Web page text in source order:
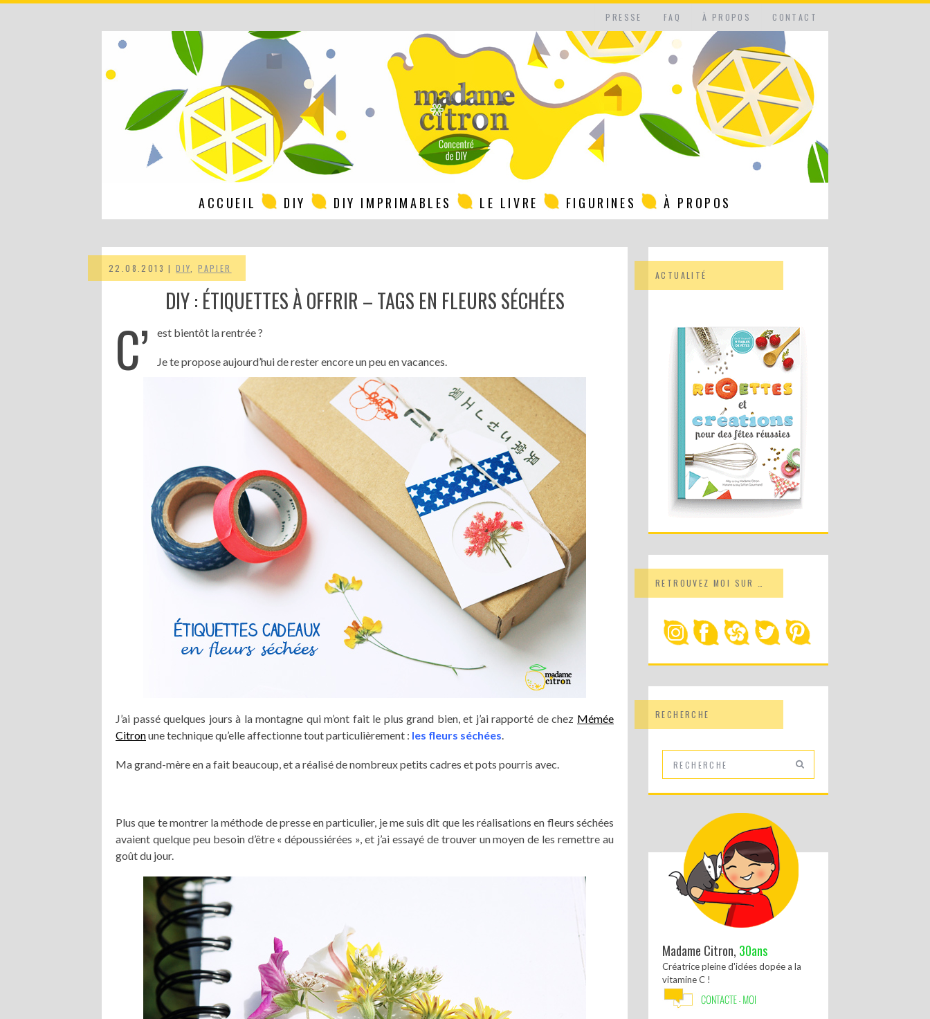
PRESSE FAQ À PROPOS CONTACT
ACCUEIL DIY DIY IMPRIMABLES LE LIVRE FIGURINES À PROPOS
22.08.2013 |DIY ,PAPIER
DIY : ÉTIQUETTES À OFFRIR – TAGS EN FLEURS SÉCHÉES
C’ est bientôt la rentrée ?
Je te propose aujourd’hui de rester encore un peu en vacances.
J’ai passé quelques jours à la montagne qui m’ont fait le plus grand bien, et j’ai rapporté de chez Mémée
Citronune technique qu’elle affectionne tout particulièrement : les fleurs séchées.
Ma grand-mère en a fait beaucoup, et a réalisé de nombreux petits cadres et pots pourris avec.
Plus que te montrer la méthode de presse en particulier, je me suis dit que les réalisations en fleurs séchées
avaient quelque peu besoin d’être « dépoussiérées », et j’ai essayé de trouver un moyen de les remettre au
goût du jour.
ACTUALITÉ
RETROUVEZ MOI SUR …
RECHERCHE
Madame Citron, 30ans
Créatrice pleine d'idées dopée a la
vitamine C !